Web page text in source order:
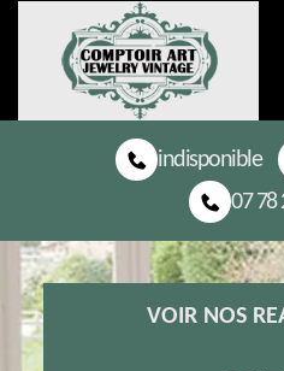
indisponible
07 78
VOIR NOS